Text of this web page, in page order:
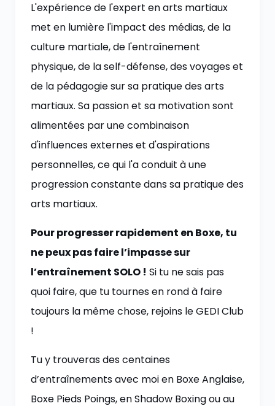
L'expérience de l'expert en arts martiaux
met en lumière l'impact des médias, de la
culture martiale, de l'entraînement
physique, de la self-défense, des voyages et
de la pédagogie sur sa pratique des arts
martiaux. Sa passion et sa motivation sont
alimentées par une combinaison
d'influences externes et d'aspirations
personnelles, ce qui l'a conduit à une
progression constante dans sa pratique des
arts martiaux.
Pour progresser rapidement en Boxe, tu
ne peux pas faire l’impasse sur
l’entraînement SOLO ! Si tu ne sais pas
quoi faire, que tu tournes en rond à faire
toujours la même chose, rejoins le GEDI Club
!
Tu y trouveras des centaines
d’entraînements avec moi en Boxe Anglaise,
Boxe Pieds Poings, en Shadow Boxing ou au